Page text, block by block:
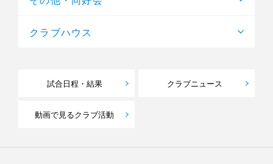
クラブハウス
試合日程・結果 クラブニュース
動画で見るクラブ活動